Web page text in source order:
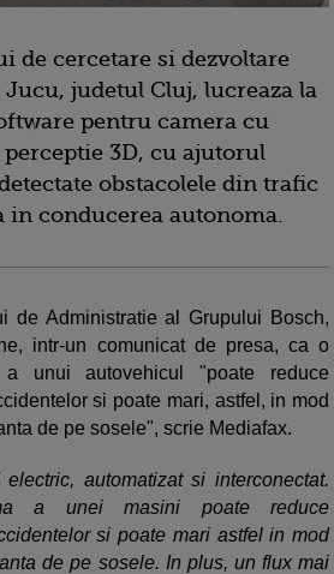
de cercetare si dezvoltare
judetul Cluj, lucreaza la
pentru camera cu
3D, cu ajutorul
obstacolele din trafic
in conducerea autonoma.
de Administratie al Grupului Bosch,
intr-un comunicat de presa, ca o
a unui autovehicul "poate reduce
si poate mari, astfel, in mod
de pe sosele", scrie Mediafax.
automatizat si interconectat.
a unei masini poate reduce
si poate mari astfel in mod
de pe sosele. In plus, un flux mai